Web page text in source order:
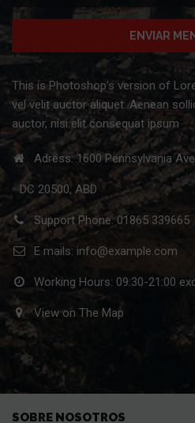
This is Photoshop’s version of
vel velit auctor aliquet. Aenean
auctor, nisi elit consequat ipsum
Adress: 1600 Pennsylvania
DC 20500, ABD
Support Phone: 01865 339665
E mails: info@example.com
Working Hours: 09:30-21:00
View on The Map
SOBRE NOSOTROS